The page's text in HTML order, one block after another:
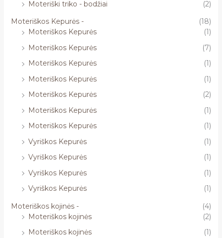
Moteriški triko - bodžiai
(2)
Moteriškos Kepurės -
(18)
Moteriškos Kepurės
(1)
Moteriškos Kepurės
(7)
Moteriškos Kepurės
(1)
Moteriškos Kepurės
(1)
Moteriškos Kepurės
(2)
Moteriškos Kepurės
(1)
Moteriškos Kepurės
(1)
Vyriškos Kepurės
(1)
Vyriškos Kepurės
(1)
Vyriškos Kepurės
(1)
Vyriškos Kepurės
(1)
Moteriškos kojinės -
(4)
Moteriškos kojinės
(2)
Moteriškos kojinės
(1)